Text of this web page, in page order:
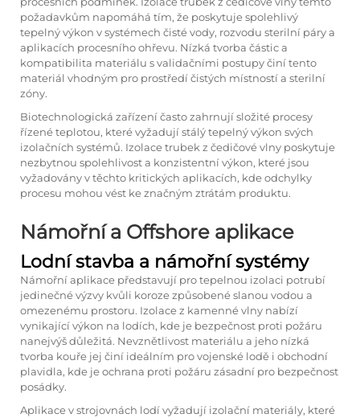
požadavkům napomáhá tím, že poskytuje spolehlivý
tepelný výkon v systémech čisté vody, rozvodu sterilní páry a
aplikacích procesního ohřevu. Nízká tvorba částic a
kompatibilita materiálu s validačními postupy činí tento
materiál vhodným pro prostředí čistých místností a sterilní
zóny.
Biotechnologická zařízení často zahrnují složité procesy
řízené teplotou, které vyžadují stálý tepelný výkon svých
izolačních systémů. Izolace trubek z čedičové vlny poskytuje
nezbytnou spolehlivost a konzistentní výkon, které jsou
vyžadovány v těchto kritických aplikacích, kde odchylky
procesu mohou vést ke značným ztrátám produktu.
Námořní a Offshore aplikace
Lodní stavba a námořní systémy
Námořní aplikace představují pro tepelnou izolaci potrubí
jedinečné výzvy kvůli koroze způsobené slanou vodou a
omezenému prostoru. Izolace z kamenné vlny nabízí
vynikající výkon na lodích, kde je bezpečnost proti požáru
nanejvýš důležitá. Nevznětlivost materiálu a jeho nízká
tvorba kouře jej činí ideálním pro vojenské lodě i obchodní
plavidla, kde je ochrana proti požáru zásadní pro bezpečnost
posádky.
Aplikace v strojovnách lodí vyžadují izolační materiály, které